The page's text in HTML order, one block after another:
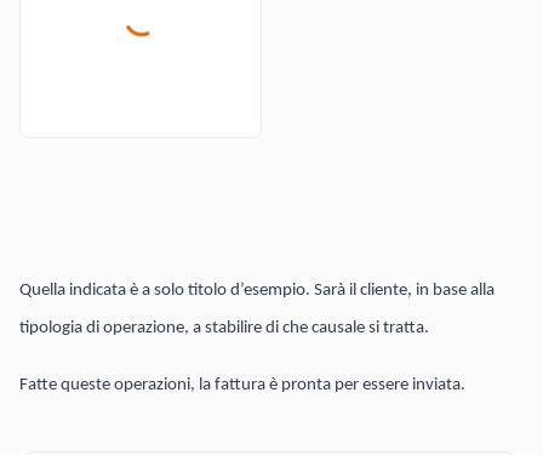
Quella indicata è a solo titolo d’esempio. Sarà il cliente, in base alla
tipologia di operazione, a stabilire di che causale si tratta.
Fatte queste operazioni, la fattura è pronta per essere inviata.